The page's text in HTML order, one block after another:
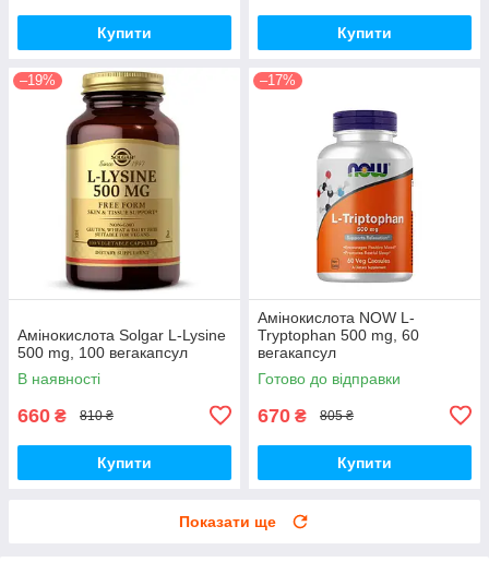
Купити Купити
–19%
Амінокислота Solgar L-Lysine
500 mg, 100 вегакапсул
В наявності
660 ₴ 810 ₴
Купити
–17%
Амінокислота NOW L-
Tryptophan 500 mg, 60
вегакапсул
Готово до відправки
670 ₴ 805 ₴
Купити
Показати ще